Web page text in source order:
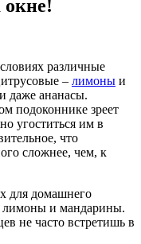
окне!
различные
– лимоны и
и даже ананасы.
подоконнике зреет
угоститься им в
что
сложнее, чем, к
для домашнего
лимоны и мандарины.
не часто встретишь в